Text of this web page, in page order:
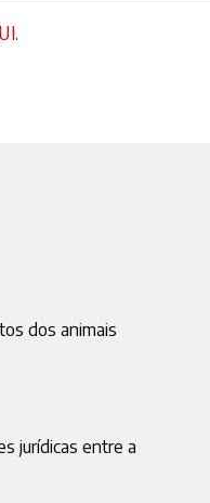
.
dos animais
jurídicas entre a